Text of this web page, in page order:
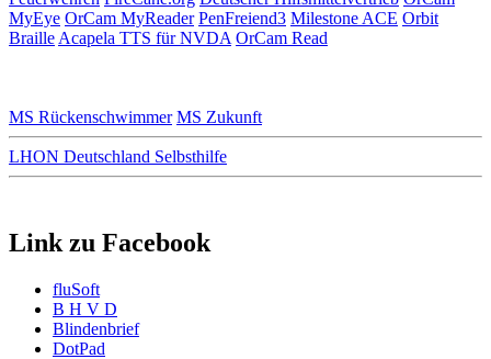
MyEye OrCam MyReader PenFreiend3 Milestone ACE Orbit
Braille Acapela TTS für NVDA OrCam Read
MS Rückenschwimmer MS Zukunft
LHON Deutschland Selbsthilfe
Link zu Facebook
fluSoft
B H V D
Blindenbrief
DotPad